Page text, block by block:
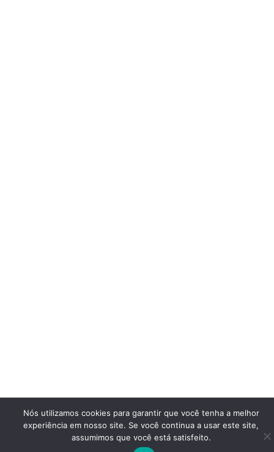
Nós utilizamos cookies para garantir que você tenha a melhor
experiência em nosso site. Se você continua a usar este site,
assumimos que você está satisfeito.